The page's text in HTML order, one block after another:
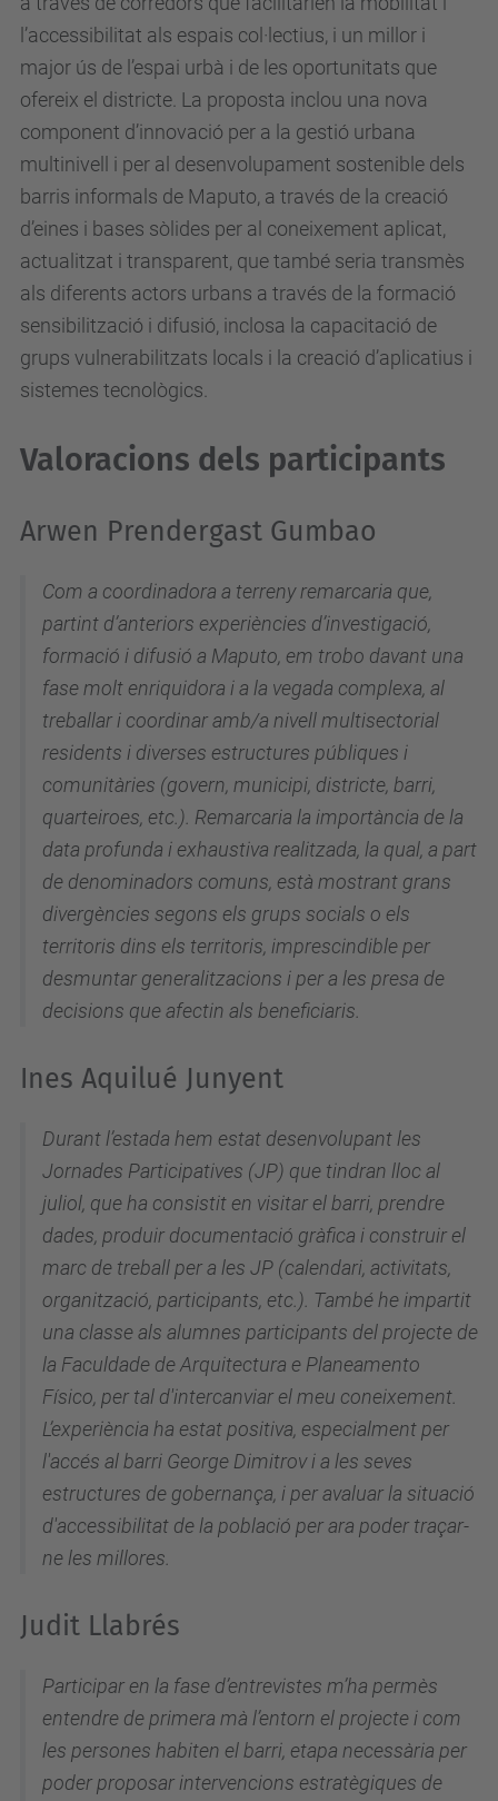
l’accessibilitat als espais col·lectius, i un millor i
major ús de l’espai urbà i de les oportunitats que
ofereix el districte. La proposta inclou una nova
component d’innovació per a la gestió urbana
multinivell i per al desenvolupament sostenible dels
barris informals de Maputo, a través de la creació
d’eines i bases sòlides per al coneixement aplicat,
actualitzat i transparent, que també seria transmès
als diferents actors urbans a través de la formació
sensibilització i difusió, inclosa la capacitació de
grups vulnerabilitzats locals i la creació d’aplicatius i
sistemes tecnològics.
Valoracions dels participants
Arwen Prendergast Gumbao
Com a coordinadora a terreny remarcaria que,
partint d’anteriors experiències d’investigació,
formació i difusió a Maputo, em trobo davant una
fase molt enriquidora i a la vegada complexa, al
treballar i coordinar amb/a nivell multisectorial
residents i diverses estructures públiques i
comunitàries (govern, municipi, districte, barri,
quarteiroes, etc.). Remarcaria la importància de la
data profunda i exhaustiva realitzada, la qual, a part
de denominadors comuns, està mostrant grans
divergències segons els grups socials o els
territoris dins els territoris, imprescindible per
desmuntar generalitzacions i per a les presa de
decisions que afectin als beneficiaris.
Ines Aquilué Junyent
Durant l’estada hem estat desenvolupant les
Jornades Participatives (JP) que tindran lloc al
juliol, que ha consistit en visitar el barri, prendre
dades, produir documentació gràfica i construir el
marc de treball per a les JP (calendari, activitats,
organització, participants, etc.). També he impartit
una classe als alumnes participants del projecte de
la Faculdade de Arquitectura e Planeamento
Físico, per tal d'intercanviar el meu coneixement.
L’experiència ha estat positiva, especialment per
l'accés al barri George Dimitrov i a les seves
estructures de gobernança, i per avaluar la situació
d'accessibilitat de la població per ara poder traçar-
ne les millores.
Judit Llabrés
Participar en la fase d’entrevistes m’ha permès
entendre de primera mà l’entorn el projecte i com
les persones habiten el barri, etapa necessària per
poder proposar intervencions estratègiques de